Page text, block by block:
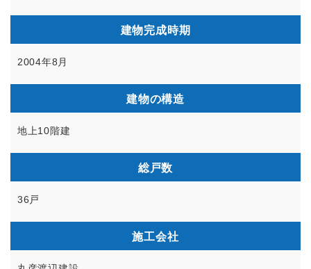
建物完成時期
2004年8月
建物の構造
地上10階建
総戸数
36戸
施工会社